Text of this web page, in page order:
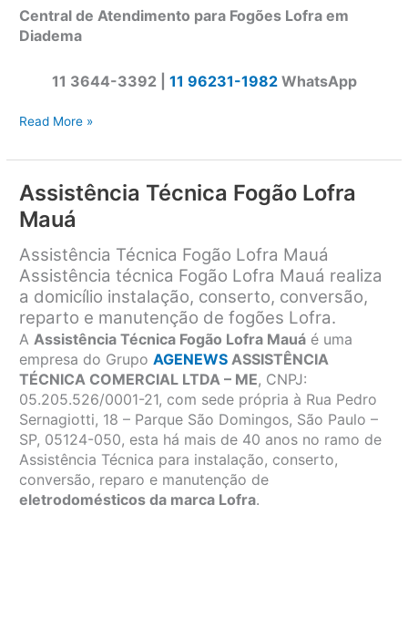
Central de Atendimento para Fogões Lofra em
Diadema
11 3644-3392 | 11 96231-1982WhatsApp
Assistência
Fogão
Diadema
Read More »
Assistência Técnica Fogão Lofra
Mauá
Assistência Técnica Fogão Lofra Mauá
Assistência técnica Fogão Lofra Mauá realiza
a domicílio instalação, conserto, conversão,
reparto e manutenção de fogões Lofra.
A Assistência Técnica Fogão Lofra Mauá é uma
empresa do GrupoAGENEWS ASSISTÊNCIA
TÉCNICA COMERCIAL LTDA – ME, CNPJ:
05.205.526/0001-21, com sede própria à Rua Pedro
Sernagiotti, 18 – Parque São Domingos, São Paulo –
SP, 05124-050, esta há mais de 40 anos no ramo de
Assistência Técnica para instalação, conserto,
conversão, reparo e manutenção de
eletrodomésticos da marca Lofra.